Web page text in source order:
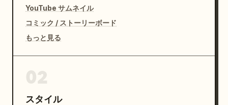
YouTube サムネイル
コミック / ストーリーボード
もっと見る
スタイル